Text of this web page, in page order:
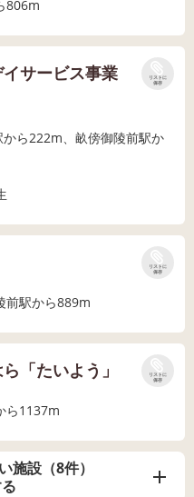
806m
リストに
保存
サービス事業
ら222m、畝傍御陵前駅か
リストに
保存
前駅から889m
リストに
保存
「たいよう」
ら1137m
施設（8件）